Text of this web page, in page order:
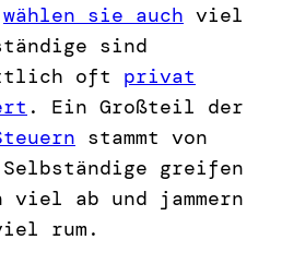
wählen sie auch viel
sind
oft privat
. Ein Großteil der
stammt von
greifen
ab und jammern
rum.